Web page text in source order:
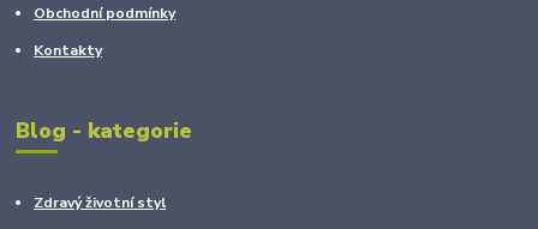
Obchodní podmínky
Kontakty
Blog - kategorie
Zdravý životní styl